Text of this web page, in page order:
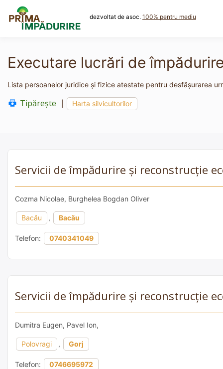
content
dezvoltat de asoc. 100% pentru mediu
Executare lucrări de împădurire
Lista persoanelor juridice și fizice atestate pentru desfășurarea
Tipărește Harta silvicultorilor
Servicii de împădurire și reconstrucție
Cozma Nicolae, Burghelea Bogdan Oliver
Bacău , Bacău
Telefon: 0740341049
Servicii de împădurire și reconstrucție
Dumitra Eugen, Pavel Ion,
Polovragi , Gorj
Telefon: 0746695972